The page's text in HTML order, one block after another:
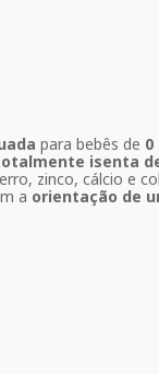
para bebês de 0
isenta
zinco, cálcio e
a orientação de